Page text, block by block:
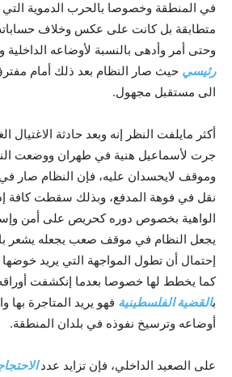
في المنطقة وخصوصا بالحرب الدموية التي
متطابقة بل کانت على عکس وخلاف
وحتى أمر وأدهى بالنسبة لأوضاعه الداخلية
رئيسي حيث صار النظام بعد ذلك أمام
الى مستقبل مجهول.
أکثر مايلفت النظر إنه وبعد حادثة الاغتيال
جرت لأسماعيل هنية في طهران ووضعت
وموقف لايحسدان عليه، فإن النظام صار
نقل في فوهة المدفع، وبذلك سقطت کافة
الواهية بخصوص دوره کحريص على أمن
يجعل النظام في موقف صعب يجعله يشعر
إحتمال أن تطول المواجهة التي يريد
کما يخطط لها خصوصا بعدما إنکشفت
بالقضية الفلسطينية فهو يريد المتاجرة بها
أوضاعه وترسيخ نفوذه في بلدان المنطقة.
على الصعيد الداخلي، فإن تزايد عدد